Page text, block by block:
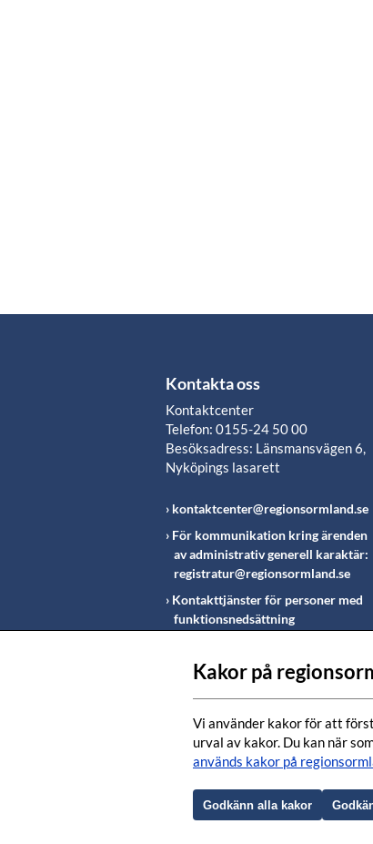
Kontakta oss
Kontaktcenter
Telefon: 0155-24 50 00
Besöksadress: Länsmansvägen 6,
Nyköpings lasarett
kontaktcenter@regionsormland.se
För kommunikation kring ärenden
av administrativ generell karaktär:
registratur@regionsormland.se
Kontakttjänster för personer med
funktionsnedsättning
inom Region Sörmland
Kakor på
Vi använder kakor för att
urval av kakor. Du kan när
används kakor på
Godkänn alla kakor